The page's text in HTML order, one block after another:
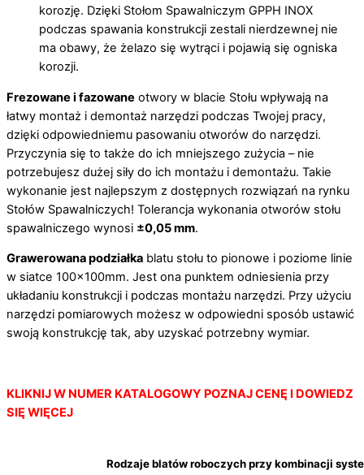
korozję. Dzięki Stołom Spawalniczym GPPH INOX
podczas spawania konstrukcji zestali nierdzewnej nie
ma obawy, że żelazo się wytrąci i pojawią się ogniska
korozji.
Frezowane i fazowane otwory w blacie Stołu wpływają na
łatwy montaż i demontaż narzędzi podczas Twojej pracy,
dzięki odpowiedniemu pasowaniu otworów do narzędzi.
Przyczynia się to także do ich mniejszego zużycia – nie
potrzebujesz dużej siły do ich montażu i demontażu. Takie
wykonanie jest najlepszym z dostępnych rozwiązań na rynku
Stołów Spawalniczych! Tolerancja wykonania otworów stołu
spawalniczego wynosi ±0,05 mm.
Grawerowana podziałka blatu stołu to pionowe i poziome linie
w siatce 100x100mm. Jest ona punktem odniesienia przy
układaniu konstrukcji i podczas montażu narzędzi. Przy użyciu
narzędzi pomiarowych możesz w odpowiedni sposób ustawić
swoją konstrukcję tak, aby uzyskać potrzebny wymiar.
KLIKNIJ W NUMER KATALOGOWY POZNAJ CENĘ I DOWIEDZ
SIĘ WIĘCEJ
Rodzaje blatów roboczych przy kombinacji